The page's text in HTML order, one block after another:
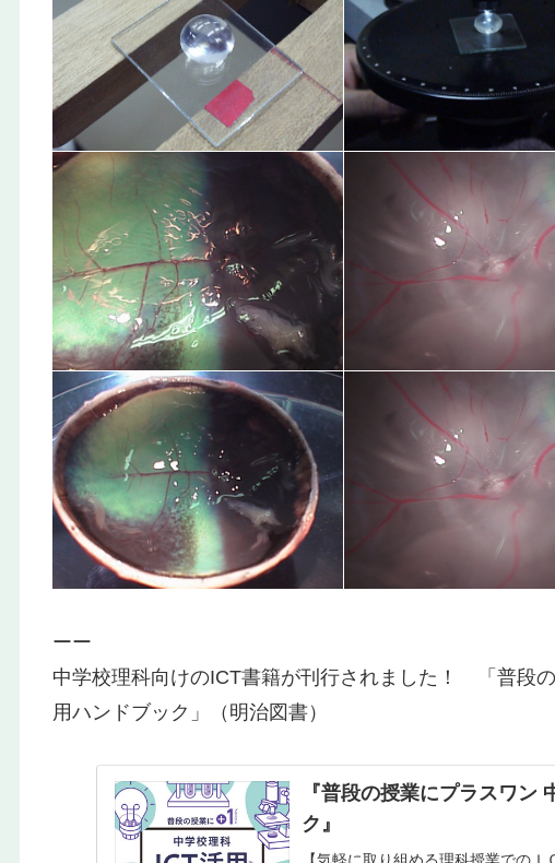
ーー
中学校理科向けのICT書籍が刊行されました！ 「 普段
用ハンドブック 」（明治図書）
『普段の授業にプラスワ
ク』
【気軽に取り組める理科授業での